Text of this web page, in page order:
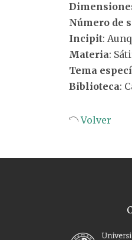
Número de
Incipit:
Materia:
Tema
Biblioteca:
Volver